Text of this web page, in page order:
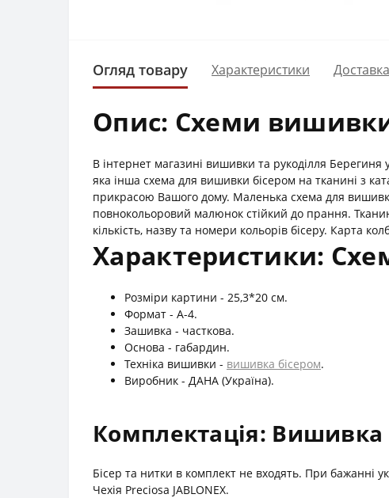
Огляд товару Характеристики
Опис: Схеми
В інтернет магазині вишивки та рукоділля
яка інша схема для вишивки бісером на тканині з
прикрасою Вашого дому. Маленька схема для
повнокольоровий малюнок стійкий до прання.
кількість, назву та номери кольорів бісеру. Карта
Характеристики:
Розміри картини - 25,3*20 см.
Формат - А-4.
Зашивка - часткова.
Основа - габардин.
Техніка вишивки - вишивка бісером.
Виробник - ДАНА (Україна).
Комплектація: Вишивка
Бісер та нитки в комплект не входять. При бажанні
Чехія Preciosa JABLONEX.